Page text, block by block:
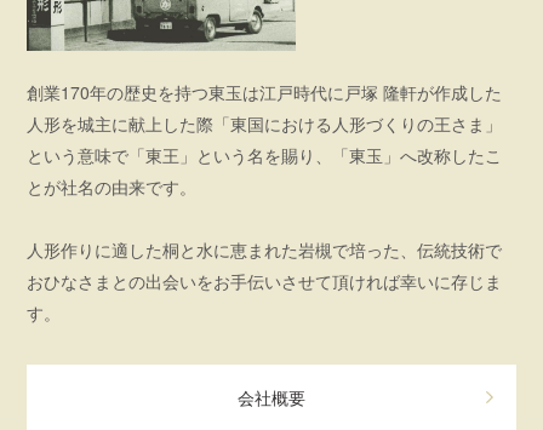
創業170年の歴史を持つ東玉は江戸時代に戸塚 隆軒が作成した
人形を城主に献上した際「東国における人形づくりの王さま」
という意味で「東王」という名を賜り、「東玉」へ改称したこ
とが社名の由来です。
人形作りに適した桐と水に恵まれた岩槻で培った、伝統技術で
おひなさまとの出会いをお手伝いさせて頂ければ幸いに存じま
す。
会社概要